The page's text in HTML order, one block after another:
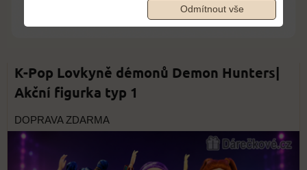
K-Pop Lovkyně démonů Demon Hunters|
Akční figurka typ 1
DOPRAVA ZDARMA
Odmítnout vše